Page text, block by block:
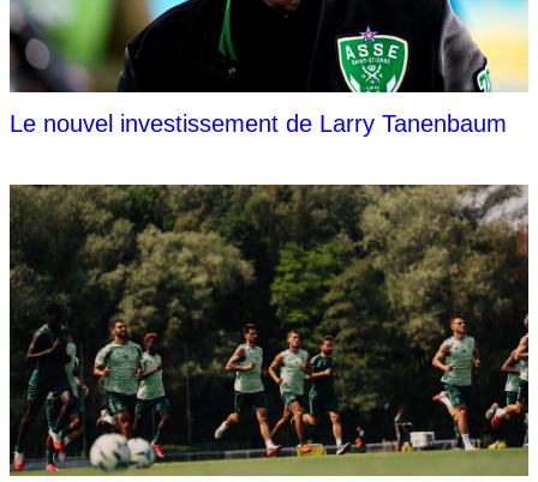
Le nouvel investissement de Larry Tanenbaum